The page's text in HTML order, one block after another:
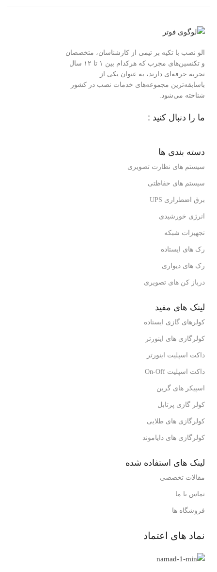
الو نصب با تکیه بر تیمی از کارشناسان، متخصصان
و تکنسین‌های مجرب که هرکدام بین ۱ تا ۱۲ سال
تجربه حرفه‌ای دارند، به عنوان یکی از
باسابقه‌ترین مجموعه‌های خدمات نصب در کشور
شناخته می‌شود.
ما را دنبال کنید :
دسته بندی ها
سیستم های نظارت تصویری
سیستم های حفاظتی
برق اضطراری UPS
انرژی خورشیدی
تجهیزات شبکه
رک های ایستاده
رک های دیواری
درباز کن های تصویری
لینک های مفید
کولرهای گازی ایستاده
کولرگازی های اینورتر
داکت اسپلیت اینورتر
داکت اسپلیت On-Off
اسپیکر های گرین
کولر گازی پرتابل
کولرگازی های طلایی
کولرگازی های دایاموند
لینک های استفاده شده
مقالات تخصصی
تماس با ما
فروشگاه ها
نماد های اعتماد